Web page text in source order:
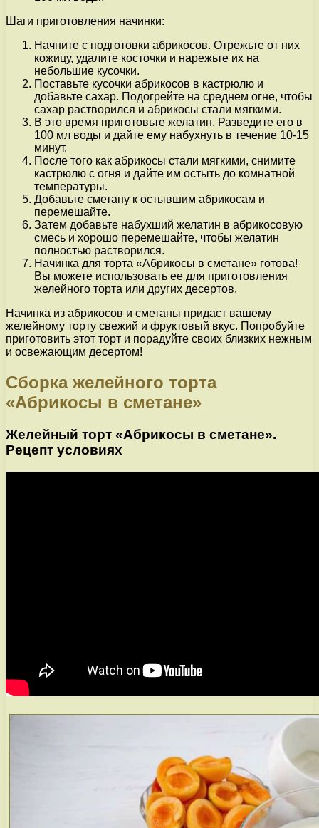
Шаги приготовления начинки:
Начните с подготовки абрикосов. Отрежьте от них
кожицу, удалите косточки и нарежьте их на
небольшие кусочки.
Поставьте кусочки абрикосов в кастрюлю и
добавьте сахар. Подогрейте на среднем огне, чтобы
сахар растворился и абрикосы стали мягкими.
В это время приготовьте желатин. Разведите его в
100 мл воды и дайте ему набухнуть в течение 10-15
минут.
После того как абрикосы стали мягкими, снимите
кастрюлю с огня и дайте им остыть до комнатной
температуры.
Добавьте сметану к остывшим абрикосам и
перемешайте.
Затем добавьте набухший желатин в абрикосовую
смесь и хорошо перемешайте, чтобы желатин
полностью растворился.
Начинка для торта «Абрикосы в сметане» готова!
Вы можете использовать ее для приготовления
желейного торта или других десертов.
Начинка из абрикосов и сметаны придаст вашему
желейному торту свежий и фруктовый вкус. Попробуйте
приготовить этот торт и порадуйте своих близких нежным
и освежающим десертом!
Сборка желейного торта
«Абрикосы в сметане»
Желейный торт «Абрикосы в сметане».
Рецепт условиях